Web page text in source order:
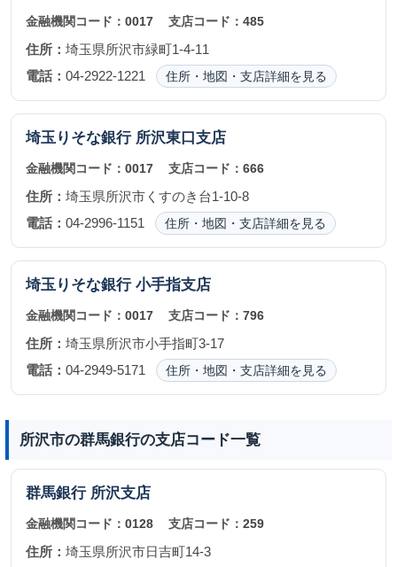
金融機関コード： 0017 支店コード：485
住所： 埼玉県所沢市緑町1-4-11
電話： 04-2922-1221 住所・地図・支店詳細を見る
埼玉りそな銀行 所沢東口支店
金融機関コード： 0017 支店コード：666
住所： 埼玉県所沢市くすのき台1-10-8
電話： 04-2996-1151 住所・地図・支店詳細を見る
埼玉りそな銀行 小手指支店
金融機関コード： 0017 支店コード：796
住所： 埼玉県所沢市小手指町3-17
電話： 04-2949-5171 住所・地図・支店詳細を見る
所沢市の群馬銀行の支店コード一覧
群馬銀行 所沢支店
金融機関コード： 0128 支店コード：259
住所： 埼玉県所沢市日吉町14-3